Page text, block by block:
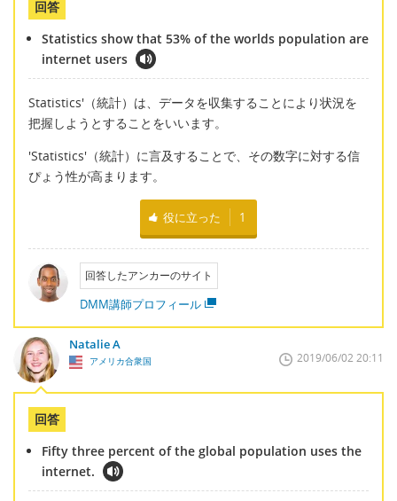
回答
Statistics show that 53% of the worlds population are
internet users
Statistics'（統計）は、データを収集することにより状況を
把握しようとすることをいいます。
'Statistics'（統計）に言及することで、その数字に対する信
ぴょう性が高まります。
役に立った 1
回答したアンカーのサイト
DMM講師プロフィール
Natalie A
アメリカ合衆国 2019/06/02 20:11
回答
Fifty three percent of the global population uses the
internet.